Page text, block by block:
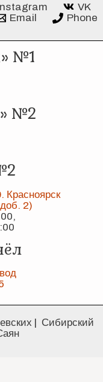
VK
Email Phone
№1
№2
2)
| Сибирский